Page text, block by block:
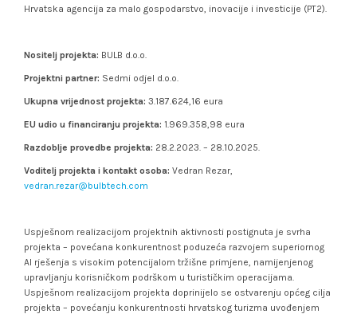
Hrvatska agencija za malo gospodarstvo, inovacije i investicije (PT2).
Nositelj projekta: BULB d.o.o.
Projektni partner: Sedmi odjel d.o.o.
Ukupna vrijednost projekta: 3.187.624,16 eura
EU udio u financiranju projekta: 1.969.358,98 eura
Razdoblje provedbe projekta: 28.2.2023. – 28.10.2025.
Voditelj projekta i kontakt osoba: Vedran Rezar,
vedran.rezar@bulbtech.com
Uspješnom realizacijom projektnih aktivnosti postignuta je svrha
projekta – povećana konkurentnost poduzeća razvojem superiornog
AI rješenja s visokim potencijalom tržišne primjene, namijenjenog
upravljanju korisničkom podrškom u turističkim operacijama.
Uspješnom realizacijom projekta doprinijelo se ostvarenju općeg cilja
projekta – povećanju konkurentnosti hrvatskog turizma uvođenjem